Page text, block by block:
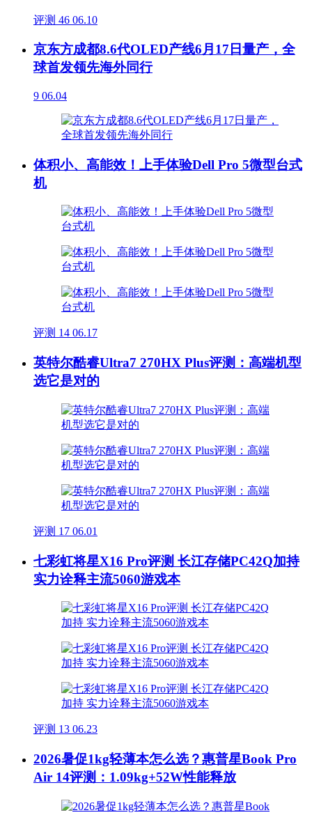
评测 46 06.10
京东方成都8.6代OLED产线6月17日量产，全
球首发领先海外同行
9 06.04
体积小、高能效！上手体验Dell Pro 5微型台式
机
评测 14 06.17
英特尔酷睿Ultra7 270HX Plus评测：高端机型
选它是对的
评测 17 06.01
七彩虹将星X16 Pro评测 长江存储PC42Q加持
实力诠释主流5060游戏本
评测 13 06.23
2026暑促1kg轻薄本怎么选？惠普星Book Pro
Air 14评测：1.09kg+52W性能释放